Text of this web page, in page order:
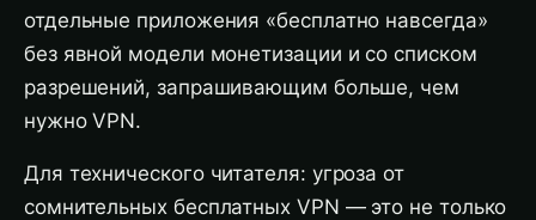
отдельные приложения «бесплатно навсегда»
без явной модели монетизации и со списком
разрешений, запрашивающим больше, чем
нужно VPN.
Для технического читателя: угроза от
сомнительных бесплатных VPN — это не только